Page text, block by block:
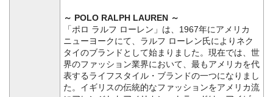
～ POLO RALPH LAUREN ～
「ポロ ラルフ ローレン」は、1967年にアメリカ
ニューヨークにて、ラルフ ローレン氏によりネク
タイのブランドとして始まりました。現在では、世
界のファッション業界において、最もアメリカを代
表するライフスタイル・ブランドの一つになりまし
た。イギリスの伝統的なファッションをアメリカ流